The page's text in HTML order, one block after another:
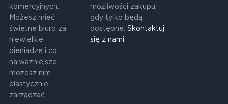
komercyjnych.
Możesz mieć
świetne biuro za
niewielkie
pieniądze i co
najważniejsze...
możesz nim
elastycznie
zarządzać.
możliwości zakupu,
gdy tylko będą
dostępne. Skontaktuj
się z nami.